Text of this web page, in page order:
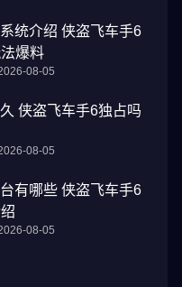
统介绍 侠盗飞车手6
爆料
08-05
侠盗飞车手6独占吗
08-05
有哪些 侠盗飞车手6
08-05